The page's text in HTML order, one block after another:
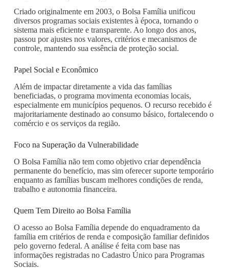
Criado originalmente em 2003, o Bolsa Família unificou
diversos programas sociais existentes à época, tornando o
sistema mais eficiente e transparente. Ao longo dos anos,
passou por ajustes nos valores, critérios e mecanismos de
controle, mantendo sua essência de proteção social.
Papel Social e Econômico
Além de impactar diretamente a vida das famílias
beneficiadas, o programa movimenta economias locais,
especialmente em municípios pequenos. O recurso recebido é
majoritariamente destinado ao consumo básico, fortalecendo o
comércio e os serviços da região.
Foco na Superação da Vulnerabilidade
O Bolsa Família não tem como objetivo criar dependência
permanente do benefício, mas sim oferecer suporte temporário
enquanto as famílias buscam melhores condições de renda,
trabalho e autonomia financeira.
Quem Tem Direito ao Bolsa Família
O acesso ao Bolsa Família depende do enquadramento da
família em critérios de renda e composição familiar definidos
pelo governo federal. A análise é feita com base nas
informações registradas no Cadastro Único para Programas
Sociais.